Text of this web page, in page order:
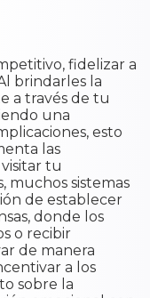
fidelizar a
brindarles la
a través de tu
una
esto
las
tu
muchos sistemas
de establecer
donde los
o recibir
de manera
a los
sobre la